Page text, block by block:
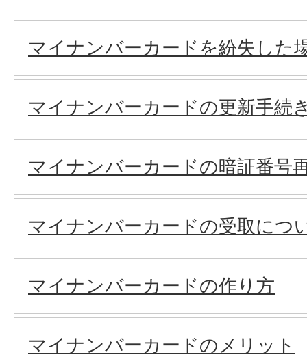
マイナンバーカードを紛失した
マイナンバーカードの更新手続
マイナンバーカードの暗証番号
マイナンバーカードの受取につ
マイナンバーカードの作り方
マイナンバーカードのメリット